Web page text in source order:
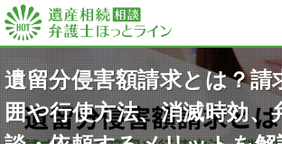
遺留分侵害額請求とは？請
囲や行使方法、消滅時効、